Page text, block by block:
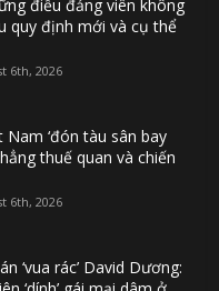
điều đảng viên không
quy định mới và cụ thể
6th, 2026
Nam ‘đón tàu sân bay
thuế quan và chiến
6th, 2026
‘vua rác’ David Dương: